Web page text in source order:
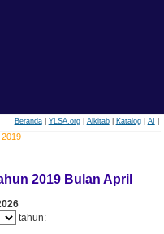
Beranda| YLSA.org| Alkitab| Katalog| AI
2019 Bulan April
tahun: